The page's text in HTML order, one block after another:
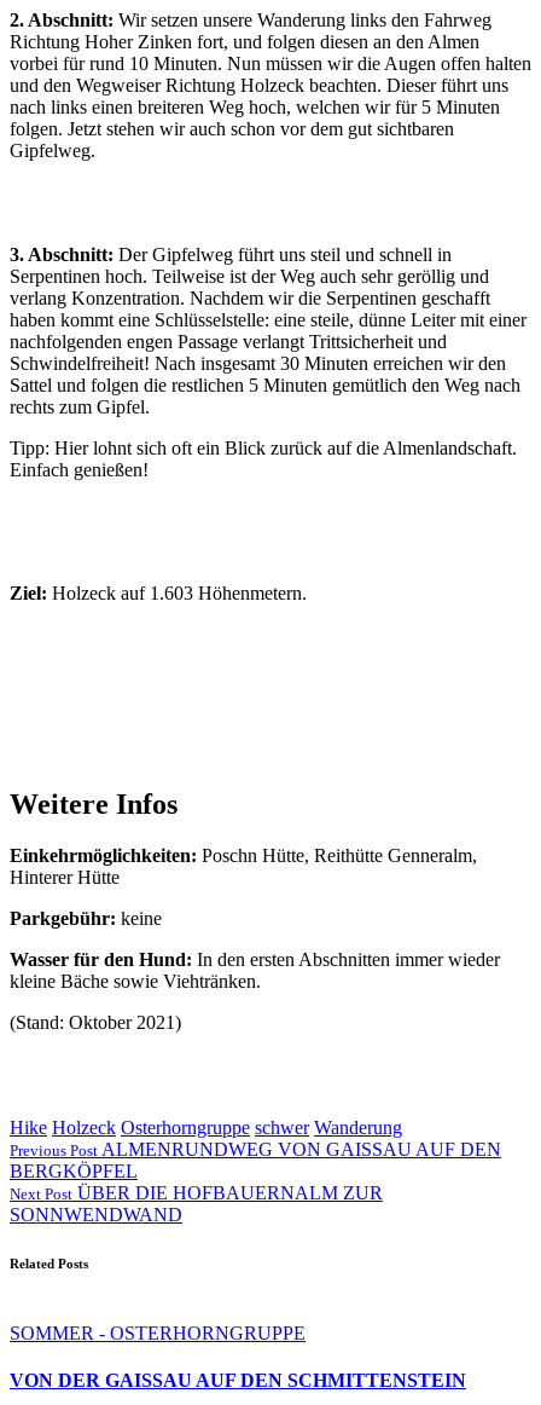
2. Abschnitt: Wir setzen unsere Wanderung links den Fahrweg
Richtung Hoher Zinken fort, und folgen diesen an den Almen
vorbei für rund 10 Minuten. Nun müssen wir die Augen offen halten
und den Wegweiser Richtung Holzeck beachten. Dieser führt uns
nach links einen breiteren Weg hoch, welchen wir für 5 Minuten
folgen. Jetzt stehen wir auch schon vor dem gut sichtbaren
Gipfelweg.
3. Abschnitt: Der Gipfelweg führt uns steil und schnell in
Serpentinen hoch. Teilweise ist der Weg auch sehr geröllig und
verlang Konzentration. Nachdem wir die Serpentinen geschafft
haben kommt eine Schlüsselstelle: eine steile, dünne Leiter mit einer
nachfolgenden engen Passage verlangt Trittsicherheit und
Schwindelfreiheit! Nach insgesamt 30 Minuten erreichen wir den
Sattel und folgen die restlichen 5 Minuten gemütlich den Weg nach
rechts zum Gipfel.
Tipp: Hier lohnt sich oft ein Blick zurück auf die Almenlandschaft.
Einfach genießen!
Ziel: Holzeck auf 1.603 Höhenmetern.
Weitere Infos
Einkehrmöglichkeiten: Poschn Hütte, Reithütte Genneralm,
Hinterer Hütte
Parkgebühr: keine
Wasser für den Hund: In den ersten Abschnitten immer wieder
kleine Bäche sowie Viehtränken.
(Stand: Oktober 2021)
Hike Holzeck Osterhorngruppe schwer Wanderung
Previous Post ALMENRUNDWEG VON GAISSAU AUF DEN
BERGKÖPFEL
Next Post ÜBER DIE HOFBAUERNALM ZUR
SONNWENDWAND
Related Posts
SOMMER - OSTERHORNGRUPPE
VON DER GAISSAU AUF DEN SCHMITTENSTEIN